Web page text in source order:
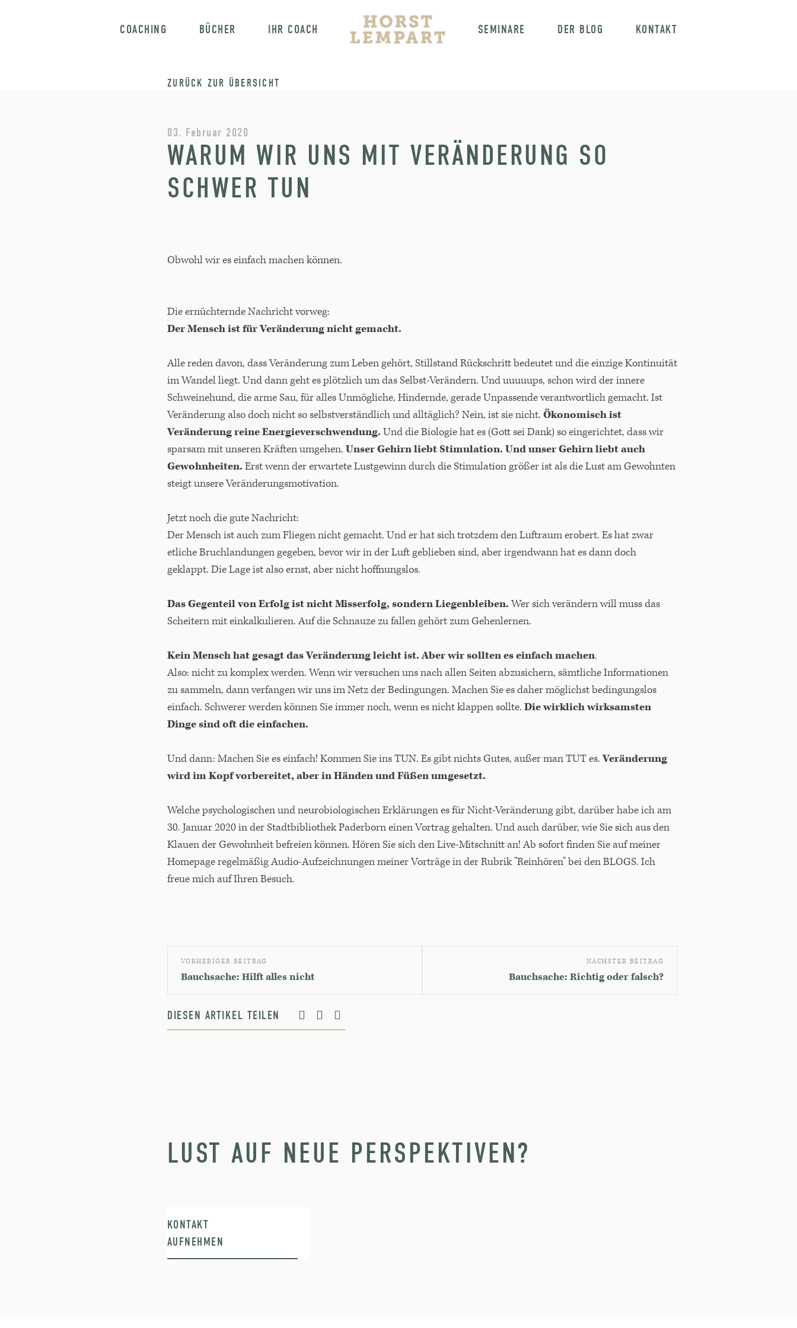
COACHING BÜCHER IHR COACH SEMINARE DER BLOG KONTAKT
ZURÜCK ZUR ÜBERSICHT
03. Februar 2020
WARUM WIR UNS MIT VERÄNDERUNG SO
SCHWER TUN
Obwohl wir es einfach machen können.
Die ernüchternde Nachricht vorweg:
Der Mensch ist für Veränderung nicht gemacht.
Alle reden davon, dass Veränderung zum Leben gehört, Stillstand Rückschritt bedeutet und die einzige Kontinuität
im Wandel liegt. Und dann geht es plötzlich um das Selbst-Verändern. Und uuuuups, schon wird der innere
Schweinehund, die arme Sau, für alles Unmögliche, Hindernde, gerade Unpassende verantwortlich gemacht. Ist
Veränderung also doch nicht so selbstverständlich und alltäglich? Nein, ist sie nicht. Ökonomisch ist
Veränderung reine Energieverschwendung. Und die Biologie hat es (Gott sei Dank) so eingerichtet, dass wir
sparsam mit unseren Kräften umgehen. Unser Gehirn liebt Stimulation. Und unser Gehirn liebt auch
Gewohnheiten. Erst wenn der erwartete Lustgewinn durch die Stimulation größer ist als die Lust am Gewohnten
steigt unsere Veränderungsmotivation.
Jetzt noch die gute Nachricht:
Der Mensch ist auch zum Fliegen nicht gemacht. Und er hat sich trotzdem den Luftraum erobert. Es hat zwar
etliche Bruchlandungen gegeben, bevor wir in der Luft geblieben sind, aber irgendwann hat es dann doch
geklappt. Die Lage ist also ernst, aber nicht hoffnungslos.
Das Gegenteil von Erfolg ist nicht Misserfolg, sondern Liegenbleiben.Wer sich verändern will muss das
Scheitern mit einkalkulieren. Auf die Schnauze zu fallen gehört zum Gehenlernen.
Kein Mensch hat gesagt das Veränderung leicht ist. Aber wir sollten es einfach machen.
Also: nicht zu komplex werden. Wenn wir versuchen uns nach allen Seiten abzusichern, sämtliche Informationen
zu sammeln, dann verfangen wir uns im Netz der Bedingungen. Machen Sie es daher möglichst bedingungslos
einfach. Schwerer werden können Sie immer noch, wenn es nicht klappen sollte. Die wirklich wirksamsten
Dinge sind oft die einfachen.
Und dann: Machen Sie es einfach! Kommen Sie ins TUN. Es gibt nichts Gutes, außer man TUT es.Veränderung
wird im Kopf vorbereitet, aber in Händen und Füßen umgesetzt.
Welche psychologischen und neurobiologischen Erklärungen es für Nicht-Veränderung gibt, darüber habe ich am
30. Januar 2020 in der Stadtbibliothek Paderborn einen Vortrag gehalten. Und auch darüber, wie Sie sich aus den
Klauen der Gewohnheit befreien können. Hören Sie sich den Live-Mitschnitt an! Ab sofort finden Sie auf meiner
Homepage regelmäßig Audio-Aufzeichnungen meiner Vorträge in der Rubrik "Reinhören" bei den BLOGS. Ich
freue mich auf Ihren Besuch.
VORHERIGER BEITRAG
Bauchsache: Hilft alles nicht
NÄCHSTER BEITRAG
Bauchsache: Richtig oder falsch?
DIESEN ARTIKEL TEILEN
LUST AUF NEUE PERSPEKTIVEN?
KONTAKT
AUFNEHMEN